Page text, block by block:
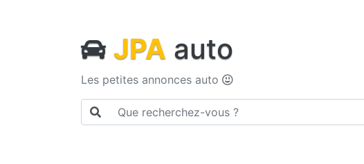
JPA auto
Les petites annonces auto